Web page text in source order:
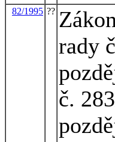
82/1995 ??
rady
č.